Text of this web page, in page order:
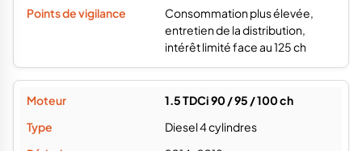
Consommation plus élevée,
entretien de la distribution,
intérêt limité face au 125 ch
1.5 TDCi 90 / 95 / 100 ch
Diesel 4 cylindres